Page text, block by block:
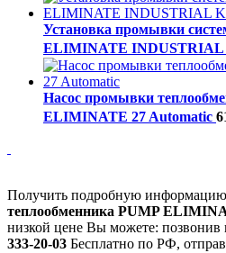
Установка промывки
ELIMINATE
Насос промывки
ELIMINATE 27 Automatic
Получить подробную
теплообменника PUMP
низкой цене Вы можете: позвонив
333-20-03 Бесплатно по РФ,